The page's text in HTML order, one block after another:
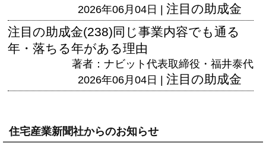
2026年06月04日 | 注目の助成金
注目の助成金(238)同じ事業内容でも通る
年・落ちる年がある理由
著者：ナビット代表取締役・福井泰代
2026年06月04日 | 注目の助成金
住宅産業新聞社からのお知らせ